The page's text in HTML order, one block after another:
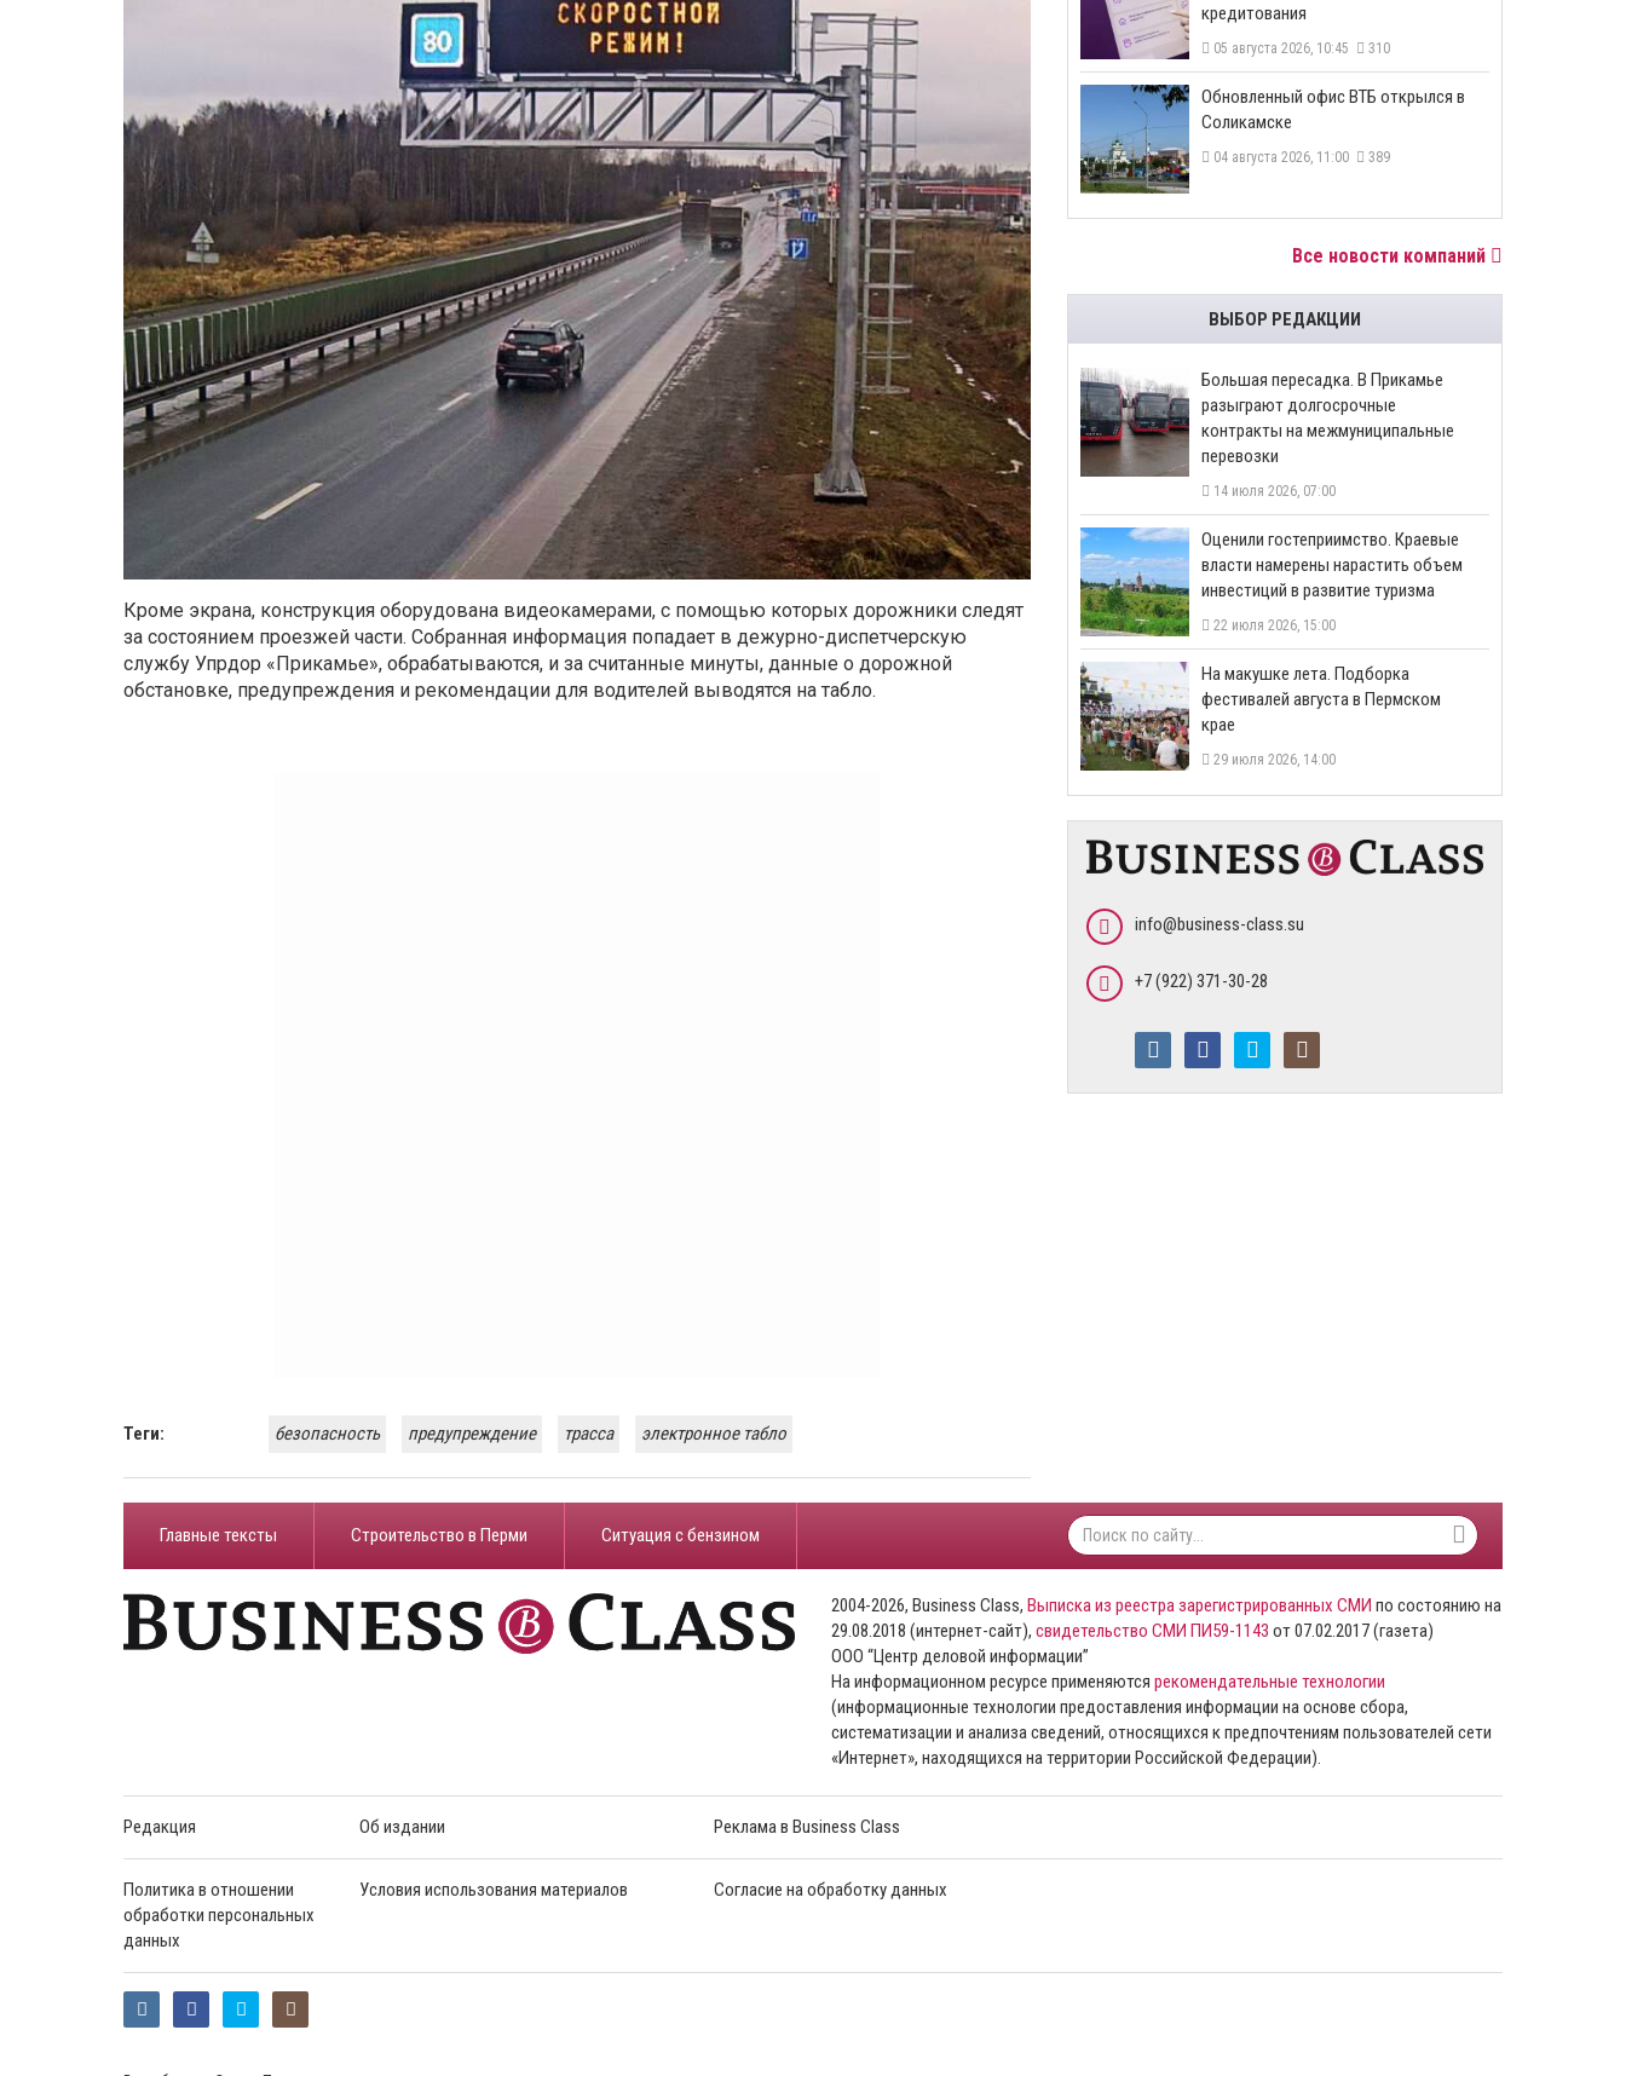
Кроме экрана, конструкция оборудована видеокамерами, с помощью которых дорожники следят
за состоянием проезжей части. Собранная информация попадает в дежурно-диспетчерскую
службу Упрдор «Прикамье», обрабатываются, и за считанные минуты, данные о дорожной
обстановке, предупреждения и рекомендации для водителей выводятся на табло.
Теги: безопасность предупреждение трасса электронное табло
кредитования
05 августа 2026, 10:45 310
​Обновленный офис ВТБ открылся в
Соликамске
04 августа 2026, 11:00 389
Все новости компаний
ВЫБОР РЕДАКЦИИ
Большая пересадка. В Прикамье
разыграют долгосрочные
контракты на межмуниципальные
перевозки
14 июля 2026, 07:00
Оценили гостеприимство. Краевые
власти намерены нарастить объем
инвестиций в развитие туризма
22 июля 2026, 15:00
На макушке лета. Подборка
фестивалей августа в Пермском
крае
29 июля 2026, 14:00
info@business-class.su
+7 (922) 371-30-28
Главные тексты Строительство в Перми ​Ситуация с бензином
2004-2026, Business Class, Выписка из реестра зарегистрированных СМИ по состоянию на
29.08.2018 (интернет-сайт), свидетельство СМИ ПИ59-1143 от 07.02.2017 (газета)
ООО “Центр деловой информации”
На информационном ресурсе применяются рекомендательные технологии
(информационные технологии предоставления информации на основе сбора,
систематизации и анализа сведений, относящихся к предпочтениям пользователей сети
«Интернет», находящихся на территории Российской Федерации).
Редакция Об издании Реклама в Business Class
Политика в отношении
обработки персональных
данных
Условия использования материалов Согласие на обработку данных